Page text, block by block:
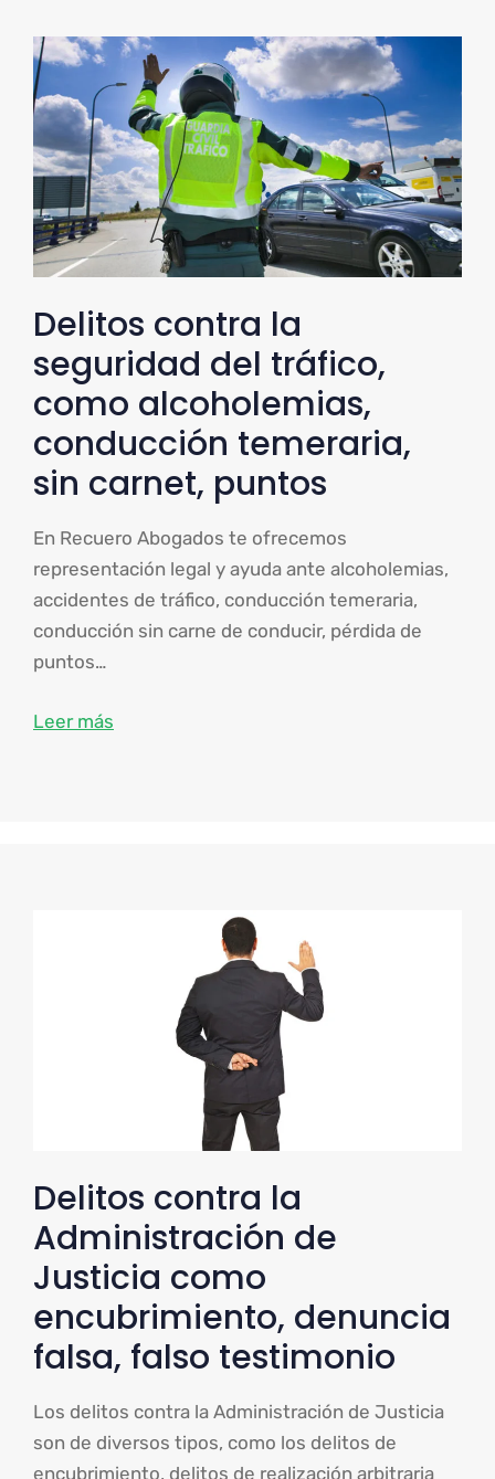
Delitos contra la
seguridad del tráfico,
como alcoholemias,
conducción temeraria,
sin carnet, puntos
En Recuero Abogados te ofrecemos
representación legal y ayuda ante alcoholemias,
accidentes de tráfico, conducción temeraria,
conducción sin carne de conducir, pérdida de
puntos…
Leer más
Delitos contra la
Administración de
Justicia como
encubrimiento, denuncia
falsa, falso testimonio
Los delitos contra la Administración de Justicia
son de diversos tipos, como los delitos de
encubrimiento, delitos de realización arbitraria